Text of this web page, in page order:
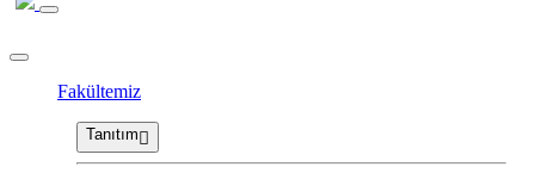
Fakültemiz
Tanıtım